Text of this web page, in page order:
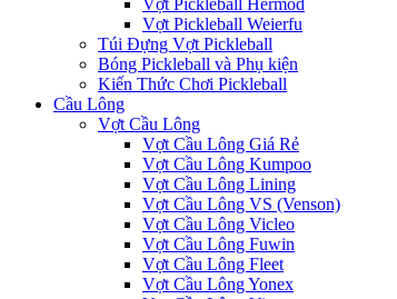
Vợt Pickleball Hermod
Vợt Pickleball Weierfu
Túi Đựng Vợt Pickleball
Bóng Pickleball và Phụ kiện
Kiến Thức Chơi Pickleball
Cầu Lông
Vợt Cầu Lông
Vợt Cầu Lông Giá Rẻ
Vợt Cầu Lông Kumpoo
Vợt Cầu Lông Lining
Vợt Cầu Lông VS (Venson)
Vợt Cầu Lông Vicleo
Vợt Cầu Lông Fuwin
Vợt Cầu Lông Fleet
Vợt Cầu Lông Yonex